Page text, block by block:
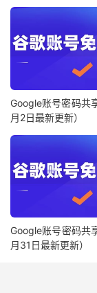
Google账号密码共
月2日最新更新）
Google账号密码共
月31日最新更新）